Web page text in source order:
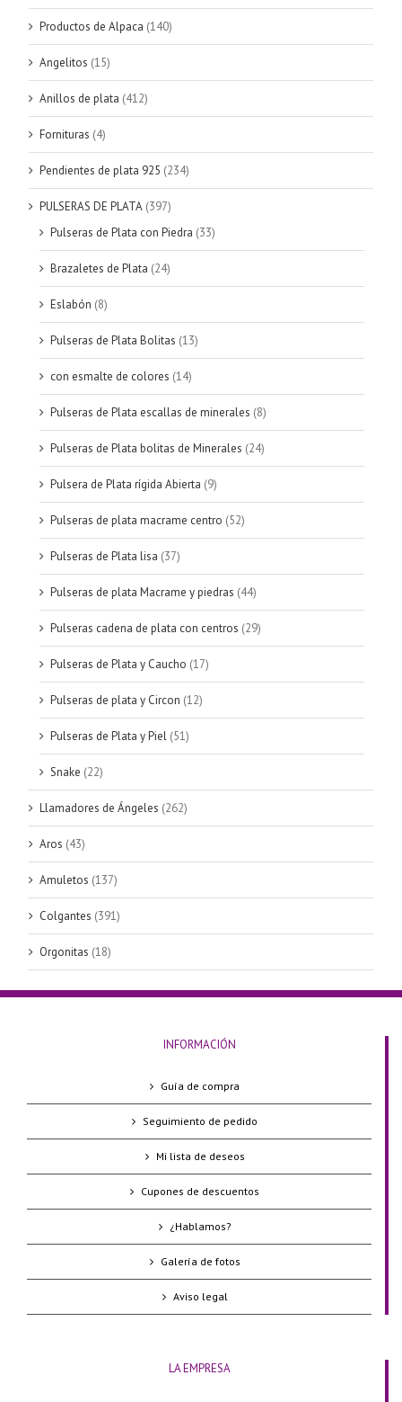
Productos de Alpaca (140)
Angelitos (15)
Anillos de plata (412)
Fornituras (4)
Pendientes de plata 925 (234)
PULSERAS DE PLATA (397)
Pulseras de Plata con Piedra (33)
Brazaletes de Plata (24)
Eslabón (8)
Pulseras de Plata Bolitas (13)
con esmalte de colores (14)
Pulseras de Plata escallas de minerales (8)
Pulseras de Plata bolitas de Minerales (24)
Pulsera de Plata rígida Abierta (9)
Pulseras de plata macrame centro (52)
Pulseras de Plata lisa (37)
Pulseras de plata Macrame y piedras (44)
Pulseras cadena de plata con centros (29)
Pulseras de Plata y Caucho (17)
Pulseras de plata y Circon (12)
Pulseras de Plata y Piel (51)
Snake (22)
Llamadores de Ángeles (262)
Aros (43)
Amuletos (137)
Colgantes (391)
Orgonitas (18)
INFORMACIÓN
Guía de compra
Seguimiento de pedido
Mi lista de deseos
Cupones de descuentos
¿Hablamos?
Galería de fotos
Aviso legal
LA EMPRESA